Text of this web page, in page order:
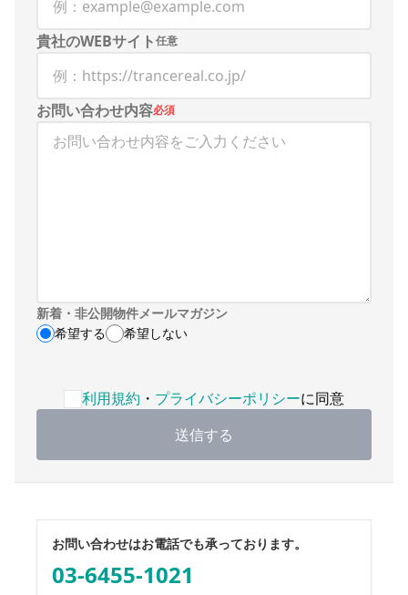
貴社のWEBサイト任意
お問い合わせ内容必須
新着・非公開物件メールマガジン
希望する
希望しない
利用規約 ・ プライバシーポリシーに同意
送信する
利用規約・プライバシーポリシーへの同意が必要です
お問い合わせはお電話でも承っております。
03-6455-1021